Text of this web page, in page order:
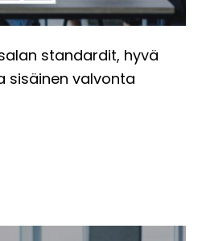
standardit, hyvä
sisäinen valvonta